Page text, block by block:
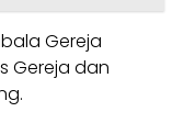
Gereja
Gereja dan